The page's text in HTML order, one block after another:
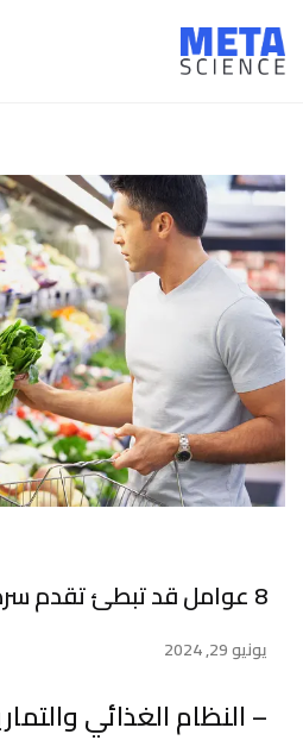
8 عوامل قد تبطئ تقدم سرطان البروستاتا
يونيو 29, 2024
– النظام الغذائي